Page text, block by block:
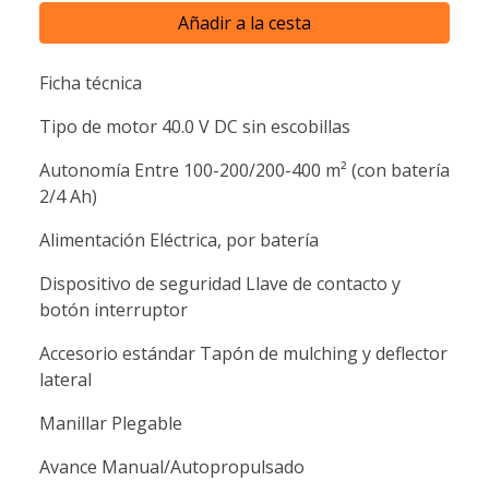
Añadir a la cesta
Ficha técnica
Tipo de motor 40.0 V DC sin escobillas
Autonomía Entre 100-200/200-400 m² (con batería
2/4 Ah)
Alimentación Eléctrica, por batería
Dispositivo de seguridad Llave de contacto y
botón interruptor
Accesorio estándar Tapón de mulching y deflector
lateral
Manillar Plegable
Avance Manual/Autopropulsado